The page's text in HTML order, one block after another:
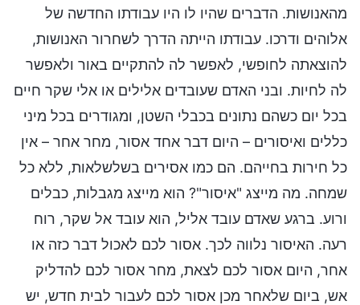
מהאנושות. הדברים שהיו לו היו עבודתו החדשה של
אלוהים ודרכו. עבודתו הייתה הדרך לשחרור האנושות,
להוצאתה לחופשי, לאפשר לה להתקיים באור ולאפשר
לה לחיות. ובני האדם שעובדים אלילים או אלי שקר חיים
בכל יום כשהם נתונים בכבלי השטן, ומגודרים בכל מיני
כללים ואיסורים – היום דבר אחד אסור, מחר אחר – אין
כל חירות בחייהם. הם כמו אסירים בשלשלאות, ללא כל
שמחה. מה מייצג "איסור"? הוא מייצג מגבלות, כבלים
ורוע. ברגע שאדם עובד אליל, הוא עובד אל שקר, רוח
רעה. האיסור נלווה לכך. אסור לכם לאכול דבר כזה או
אחר, היום אסור לכם לצאת, מחר אסור לכם להדליק
אש, ביום שלאחר מכן אסור לכם לעבור לבית חדש, יש